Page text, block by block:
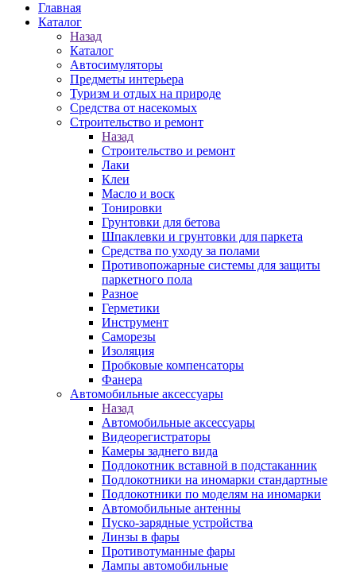
Главная
Каталог
Назад
Каталог
Автосимуляторы
Предметы интерьера
Туризм и отдых на природе
Средства от насекомых
Строительство и ремонт
Назад
Строительство и ремонт
Лаки
Клеи
Масло и воск
Тонировки
Грунтовки для бетова
Шпаклевки и грунтовки для паркета
Средства по уходу за полами
Противопожарные системы для защиты
паркетного пола
Разное
Герметики
Инструмент
Саморезы
Изоляция
Пробковые компенсаторы
Фанера
Автомобильные аксессуары
Назад
Автомобильные аксессуары
Видеорегистраторы
Камеры заднего вида
Подлокотник вставной в подстаканник
Подлокотники на иномарки стандартные
Подлокотники по моделям на иномарки
Автомобильные антенны
Пуско-зарядные устройства
Линзы в фары
Противотуманные фары
Лампы автомобильные